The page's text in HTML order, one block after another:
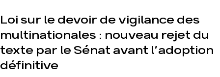
Valeurs
Équipes et
fonctionnement
Le réseau dans le
monde
Mode : une tendance
destructrice
Gaz au Mozambique,
la violence TOTAL(e)
Loi sur le devoir de vigilance des
multinationales : nouveau rejet du
texte par le Sénat avant l’adoption
définitive